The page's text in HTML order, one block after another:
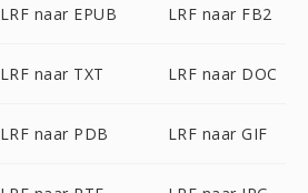
LRF naar EPUB LRF naar FB2
LRF naar TXT LRF naar DOC
LRF naar PDB LRF naar GIF